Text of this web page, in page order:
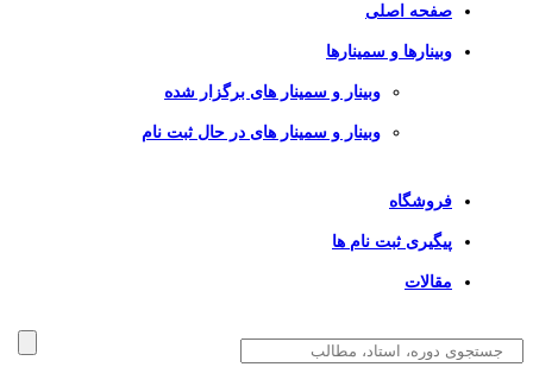
صفحه اصلی
وبینارها و سمینارها
وبینار و سمینار های برگزار شده
وبینار و سمینار های در حال ثبت نام
فروشگاه
پیگیری ثبت نام ها
مقالات